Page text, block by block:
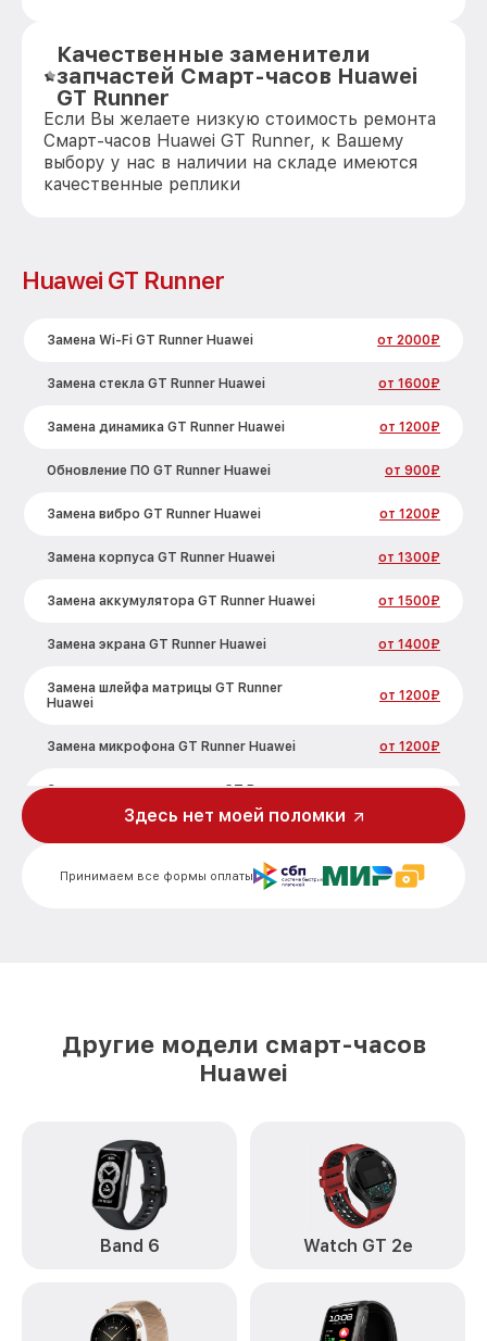
Качественные заменители
запчастей Смарт-часов Huawei
GT Runner
Если Вы желаете низкую стоимость ремонта
Смарт-часов Huawei GT Runner, к Вашему
выбору у нас в наличии на складе имеются
качественные реплики
Huawei GT Runner
Замена Wi-Fi GT Runner Huawei от 2000₽
Замена стекла GT Runner Huawei от 1600₽
Замена динамика GT Runner Huawei от 1200₽
Обновление ПО GT Runner Huawei от 900₽
Замена вибро GT Runner Huawei от 1200₽
Замена корпуса GT Runner Huawei от 1300₽
Замена аккумулятора GT Runner Huawei от 1500₽
Замена экрана GT Runner Huawei от 1400₽
Замена шлейфа матрицы GT Runner
Huawei
от 1200₽
Замена микрофона GT Runner Huawei от 1200₽
Замена кнопки включения GT Runner
Принимаем все формы оплаты
Здесь нет моей поломки
Другие модели смарт-часов
Huawei
Band 6 Watch GT 2e